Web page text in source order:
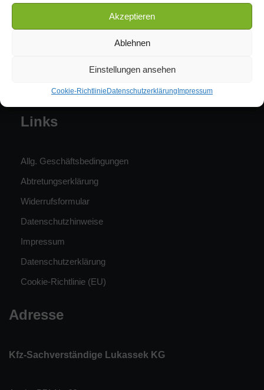
Akzeptieren
Ablehnen
Einstellungen ansehen
Cookie-Richtlinie Datenschutzerklärung Impressum
Tel. 039009 / 622
Sven Lukassek: 0160 / 90357304
info@altmark-kfz-sachverstaendiger.de
Links
Allg. Geschäftsbedingungen
Abtretungserklärung
Widerrufsformular
Datenschutzhinweise
Impressum
Datenschutzerklärung
Cookie-Richtlinie (EU)
Adresse
Kfz-Sachverständige Lukassek KG